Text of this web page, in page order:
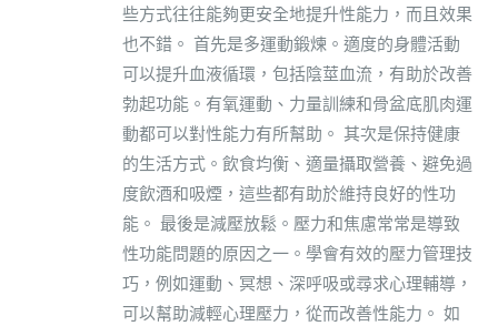
些方式往往能夠更安全地提升性能力，而且效果
也不錯。 首先是多運動鍛煉。適度的身體活動
可以提升血液循環，包括陰莖血流，有助於改善
勃起功能。有氧運動、力量訓練和骨盆底肌肉運
動都可以對性能力有所幫助。 其次是保持健康
的生活方式。飲食均衡、適量攝取營養、避免過
度飲酒和吸煙，這些都有助於維持良好的性功
能。 最後是減壓放鬆。壓力和焦慮常常是導致
性功能問題的原因之一。學會有效的壓力管理技
巧，例如運動、冥想、深呼吸或尋求心理輔導，
可以幫助減輕心理壓力，從而改善性能力。 如